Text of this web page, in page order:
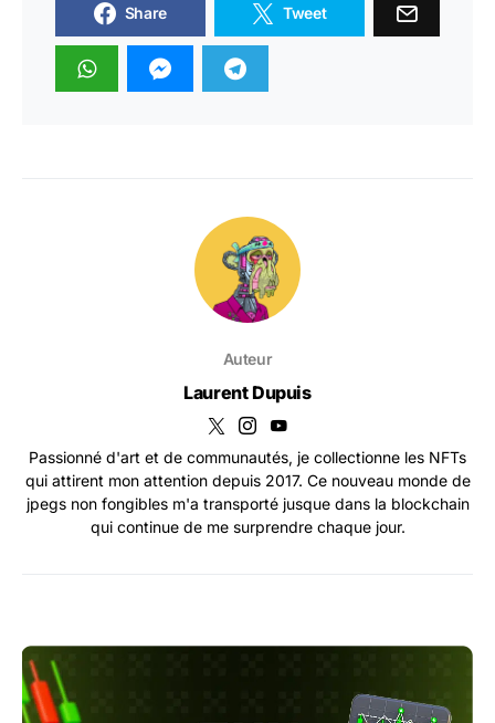
Share Tweet
Auteur
Laurent Dupuis
Passionné d'art et de communautés, je collectionne les NFTs
qui attirent mon attention depuis 2017. Ce nouveau monde de
jpegs non fongibles m'a transporté jusque dans la blockchain
qui continue de me surprendre chaque jour.